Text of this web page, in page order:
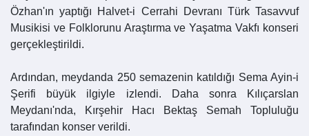
Özhan'ın yaptığı Halvet-i Cerrahi Devranı Türk Tasavvuf
Musikisi ve Folklorunu Araştırma ve Yaşatma Vakfı konseri
gerçekleştirildi.
Ardından, meydanda 250 semazenin katıldığı Sema Ayin-i
Şerifi büyük ilgiyle izlendi. Daha sonra Kılıçarslan
Meydanı'nda, Kırşehir Hacı Bektaş Semah Topluluğu
tarafından konser verildi.